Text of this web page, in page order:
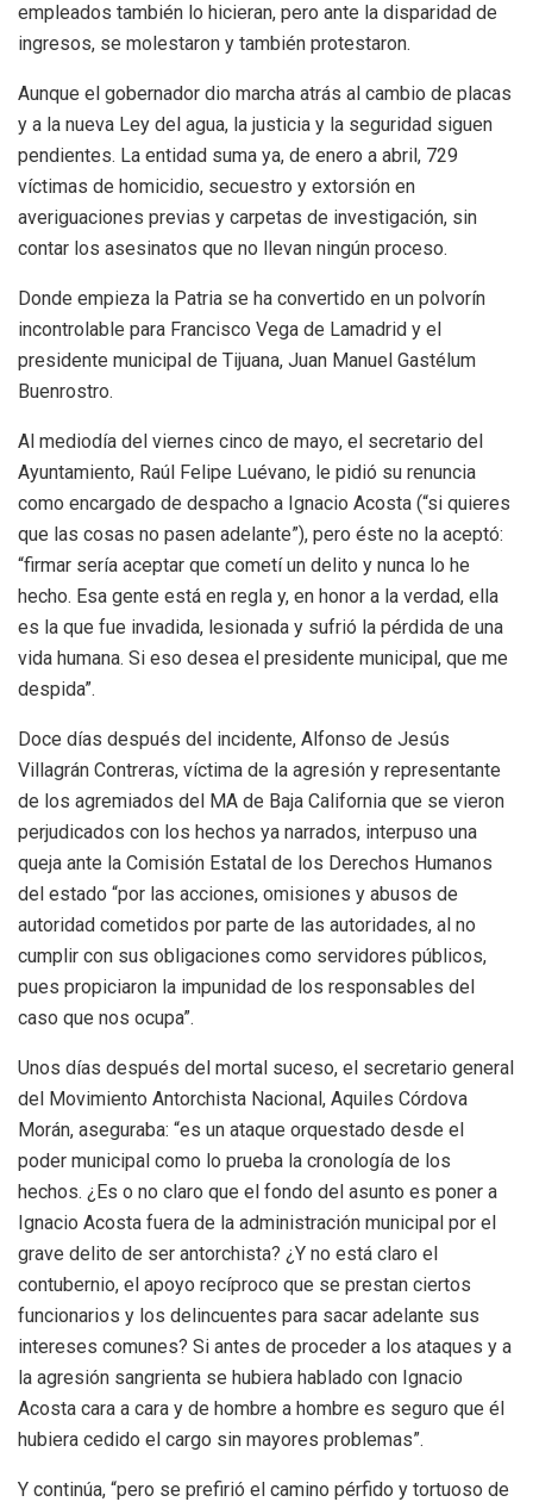
empleados también lo hicieran, pero ante la disparidad de
ingresos, se molestaron y también protestaron.
Aunque el gobernador dio marcha atrás al cambio de placas
y a la nueva Ley del agua, la justicia y la seguridad siguen
pendientes. La entidad suma ya, de enero a abril, 729
víctimas de homicidio, secuestro y extorsión en
averiguaciones previas y carpetas de investigación, sin
contar los asesinatos que no llevan ningún proceso.
Donde empieza la Patria se ha convertido en un polvorín
incontrolable para Francisco Vega de Lamadrid y el
presidente municipal de Tijuana, Juan Manuel Gastélum
Buenrostro.
Al mediodía del viernes cinco de mayo, el secretario del
Ayuntamiento, Raúl Felipe Luévano, le pidió su renuncia
como encargado de despacho a Ignacio Acosta (“si quieres
que las cosas no pasen adelante”), pero éste no la aceptó:
“firmar sería aceptar que cometí un delito y nunca lo he
hecho. Esa gente está en regla y, en honor a la verdad, ella
es la que fue invadida, lesionada y sufrió la pérdida de una
vida humana. Si eso desea el presidente municipal, que me
despida”.
Doce días después del incidente, Alfonso de Jesús
Villagrán Contreras, víctima de la agresión y representante
de los agremiados del MA de Baja California que se vieron
perjudicados con los hechos ya narrados, interpuso una
queja ante la Comisión Estatal de los Derechos Humanos
del estado “por las acciones, omisiones y abusos de
autoridad cometidos por parte de las autoridades, al no
cumplir con sus obligaciones como servidores públicos,
pues propiciaron la impunidad de los responsables del
caso que nos ocupa”.
Unos días después del mortal suceso, el secretario general
del Movimiento Antorchista Nacional, Aquiles Córdova
Morán, aseguraba: “es un ataque orquestado desde el
poder municipal como lo prueba la cronología de los
hechos. ¿Es o no claro que el fondo del asunto es poner a
Ignacio Acosta fuera de la administración municipal por el
grave delito de ser antorchista? ¿Y no está claro el
contubernio, el apoyo recíproco que se prestan ciertos
funcionarios y los delincuentes para sacar adelante sus
intereses comunes? Si antes de proceder a los ataques y a
la agresión sangrienta se hubiera hablado con Ignacio
Acosta cara a cara y de hombre a hombre es seguro que él
hubiera cedido el cargo sin mayores problemas”.
Y continúa, “pero se prefirió el camino pérfido y tortuoso de